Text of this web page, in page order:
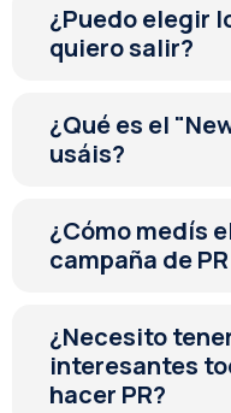
¿Puedo elegir
quiero salir?
¿Qué es el
usáis?
¿Cómo medís
campaña de
¿Necesito
interesantes
hacer PR?